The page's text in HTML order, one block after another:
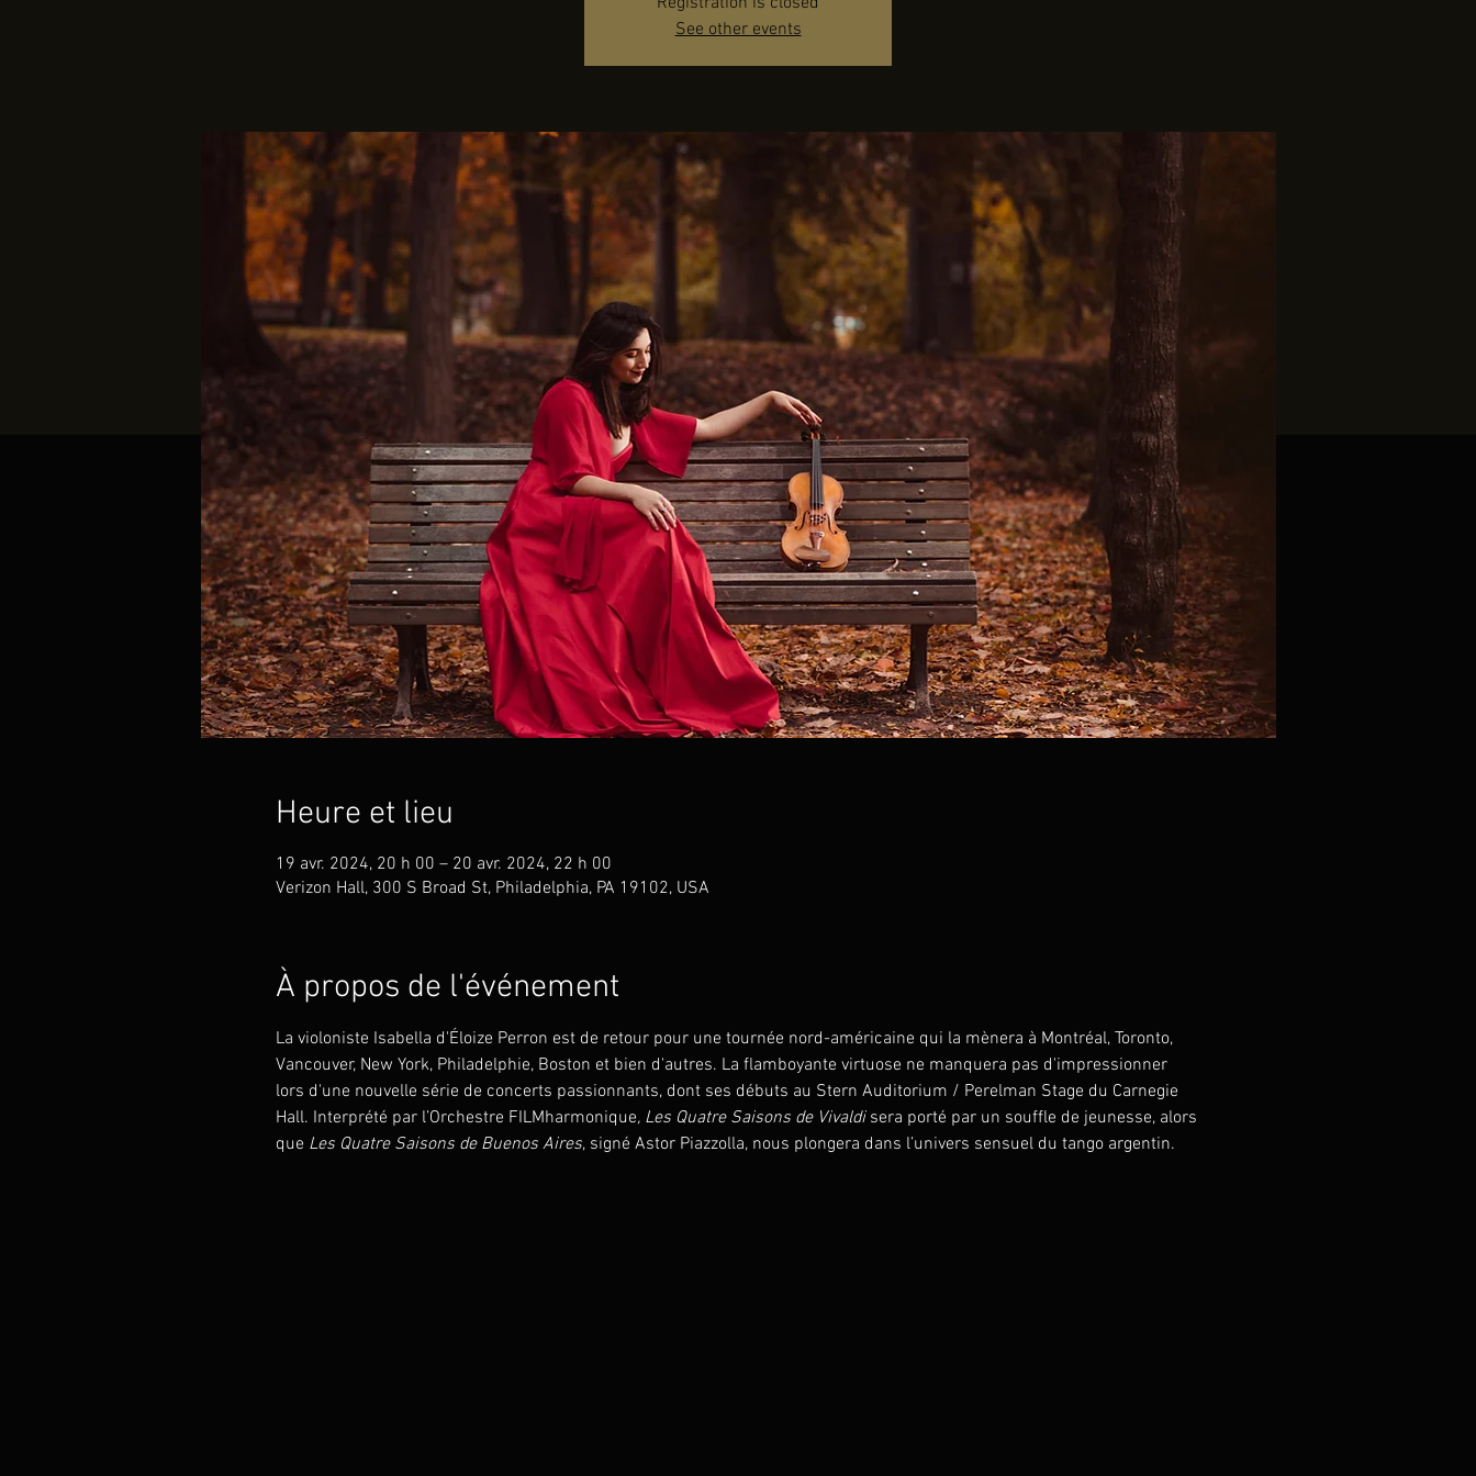
See other events
Heure et lieu
19 avr. 2024, 20 h 00 – 20 avr. 2024, 22 h 00
Verizon Hall, 300 S Broad St, Philadelphia, PA 19102, USA
À propos de l'événement
La violoniste Isabella d'Éloize Perron est de retour pour une tournée nord-américaine qui la mènera à Montréal, Toronto,
Vancouver, New York, Philadelphie, Boston et bien d'autres. La flamboyante virtuose ne manquera pas d'impressionner
lors d'une nouvelle série de concerts passionnants, dont ses débuts au Stern Auditorium / Perelman Stage du Carnegie
Hall. Interprété par l’Orchestre FILMharmonique, Les Quatre Saisons de Vivaldi sera porté par un souffle de jeunesse, alors
que Les Quatre Saisons de Buenos Aires, signé Astor Piazzolla, nous plongera dans l’univers sensuel du tango argentin.